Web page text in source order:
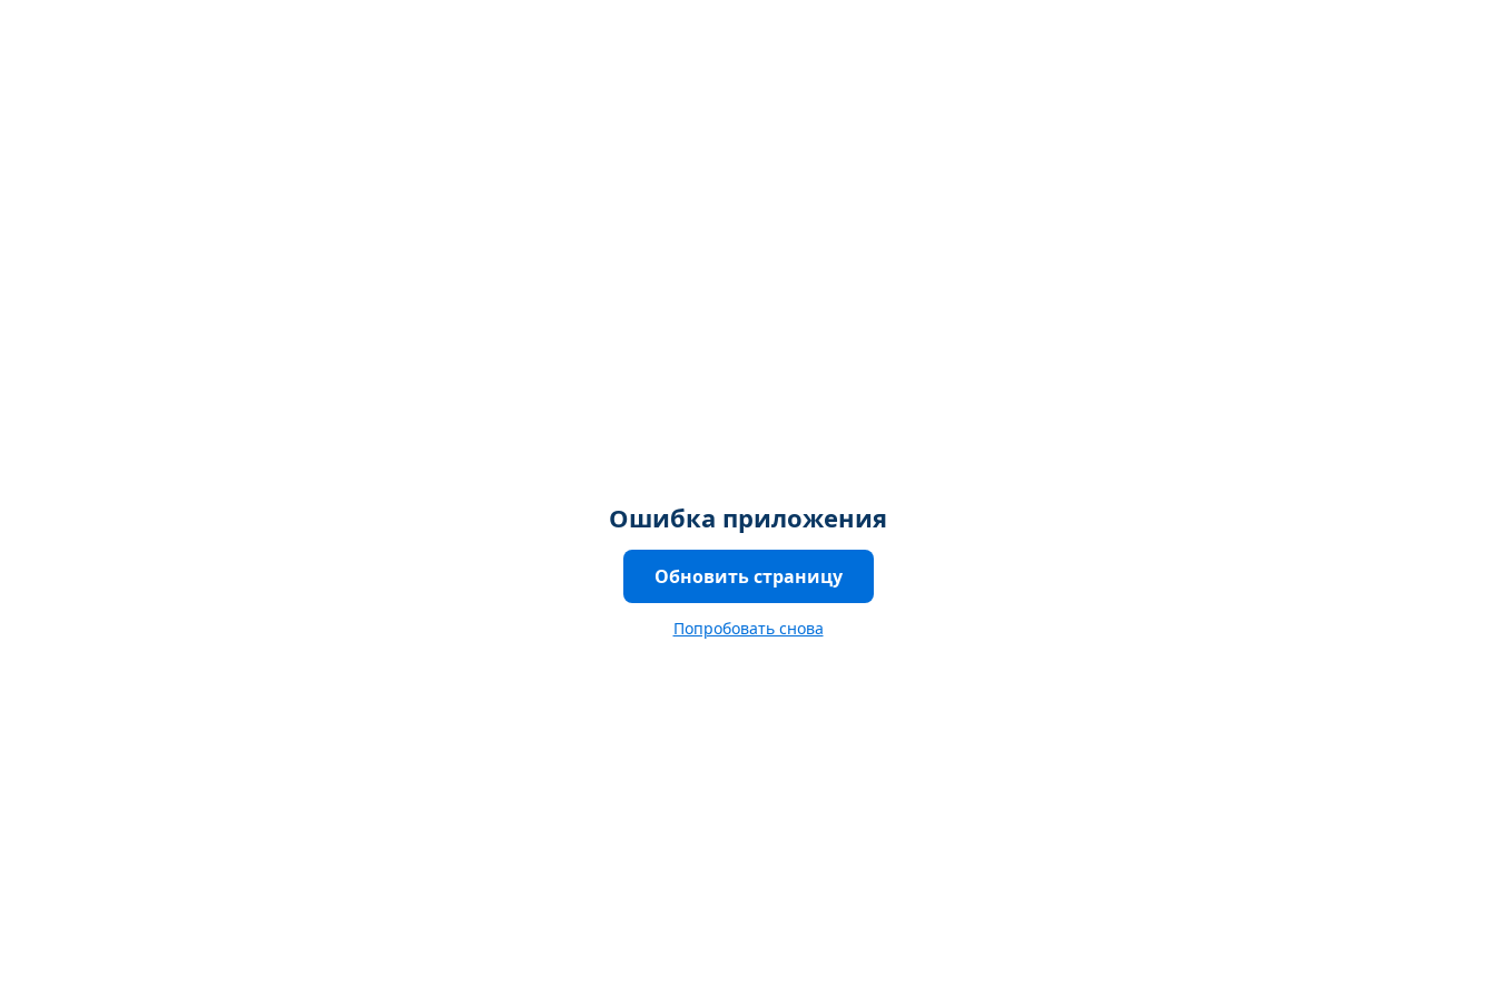
Ошибка приложения
Обновить страницу
Попробовать снова